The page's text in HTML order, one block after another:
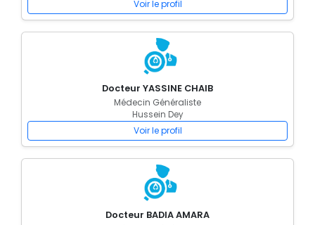
Voir le profil
Docteur YASSINE CHAIB
Médecin Généraliste
Hussein Dey
Voir le profil
Docteur BADIA AMARA